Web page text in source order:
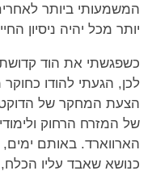
המשמעותי ביותר
יותר מכל יהיה ניסיון
לכן, הגעתי להודו
הצעת המחקר של
של המזרח הרחוק
הארווארד. באותם ימים,
כנושא שאבד עליו